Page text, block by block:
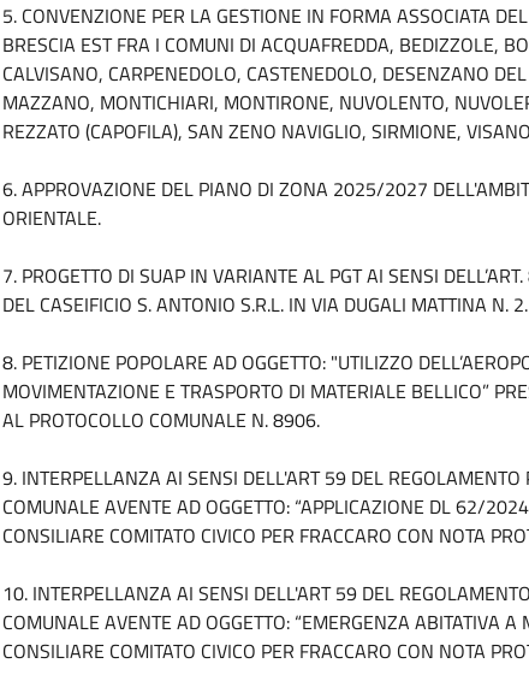
5. CONVENZIONE PER LA GESTIONE IN FORMA ASSOCIATA
BRESCIA EST FRA I COMUNI DI ACQUAFREDDA, BEDIZZOLE,
CALVISANO, CARPENEDOLO, CASTENEDOLO, DESENZANO
MAZZANO, MONTICHIARI, MONTIRONE, NUVOLENTO,
REZZATO (CAPOFILA), SAN ZENO NAVIGLIO, SIRMIONE,
6. APPROVAZIONE DEL PIANO DI ZONA 2025/2027
ORIENTALE.
7. PROGETTO DI SUAP IN VARIANTE AL PGT AI SENSI
DEL CASEIFICIO S. ANTONIO S.R.L. IN VIA DUGALI MATTINA N.
8. PETIZIONE POPOLARE AD OGGETTO: "UTILIZZO
MOVIMENTAZIONE E TRASPORTO DI MATERIALE BELLICO”
AL PROTOCOLLO COMUNALE N. 8906.
9. INTERPELLANZA AI SENSI DELL'ART 59 DEL
COMUNALE AVENTE AD OGGETTO: “APPLICAZIONE DL 62/
CONSILIARE COMITATO CIVICO PER FRACCARO CON NOTA
10. INTERPELLANZA AI SENSI DELL'ART 59 DEL
COMUNALE AVENTE AD OGGETTO: “EMERGENZA ABITATIVA A
CONSILIARE COMITATO CIVICO PER FRACCARO CON NOTA